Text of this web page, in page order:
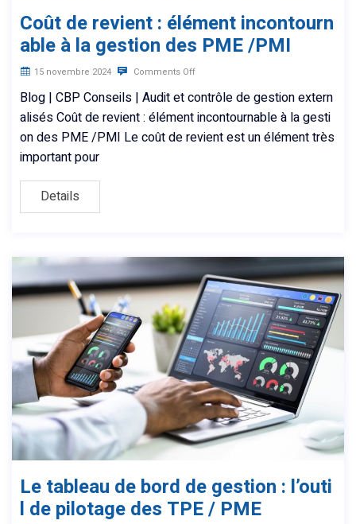
Coût de revient : élément incontourn
able à la gestion des PME /PMI
15 novembre 2024 Comments Off
Blog | CBP Conseils | Audit et contrôle de gestion extern
alisés Coût de revient : élément incontournable à la gesti
on des PME /PMI Le coût de revient est un élément très
important pour
Details
Le tableau de bord de gestion : l’outi
l de pilotage des TPE / PME